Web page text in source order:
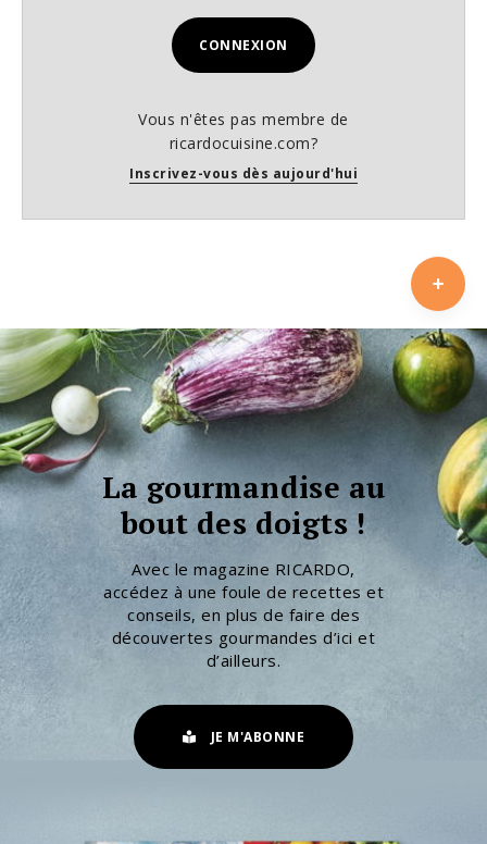
CONNEXION
Vous n'êtes pas membre de
ricardocuisine.com?
Inscrivez-vous dès aujourd'hui
La gourmandise au
bout des doigts !
Avec le magazine RICARDO,
accédez à une foule de recettes et
conseils, en plus de faire des
découvertes gourmandes d’ici et
d’ailleurs.
JE M'ABONNE